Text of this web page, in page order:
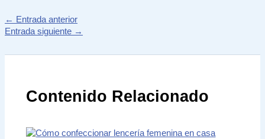
← Entrada anterior
Entrada siguiente →
Contenido Relacionado